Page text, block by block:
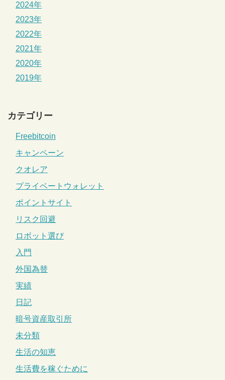
2024年
2023年
2022年
2021年
2020年
2019年
カテゴリー
Freebitcoin
キャンペーン
クオレア
プライベートウォレット
ポイントサイト
リスク回避
ロボット選び
入門
外国為替
実績
日記
暗号資産取引所
未分類
生活の知恵
生活費を稼ぐために